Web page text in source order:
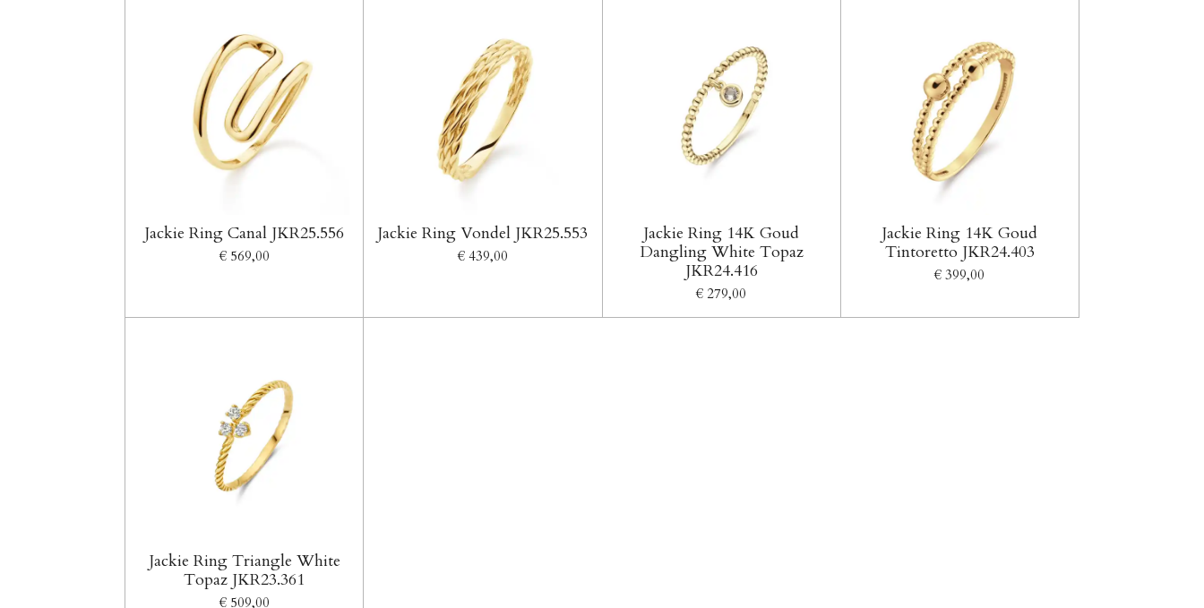
Jackie Ring Canal JKR25.556
€ 569,00
Jackie Ring Vondel JKR25.553
€ 439,00
Jackie Ring 14K Goud
Dangling White Topaz
JKR24.416
€ 279,00
Jackie Ring 14K Goud
Tintoretto JKR24.403
€ 399,00
Jackie Ring Triangle White
Topaz JKR23.361
€ 509,00